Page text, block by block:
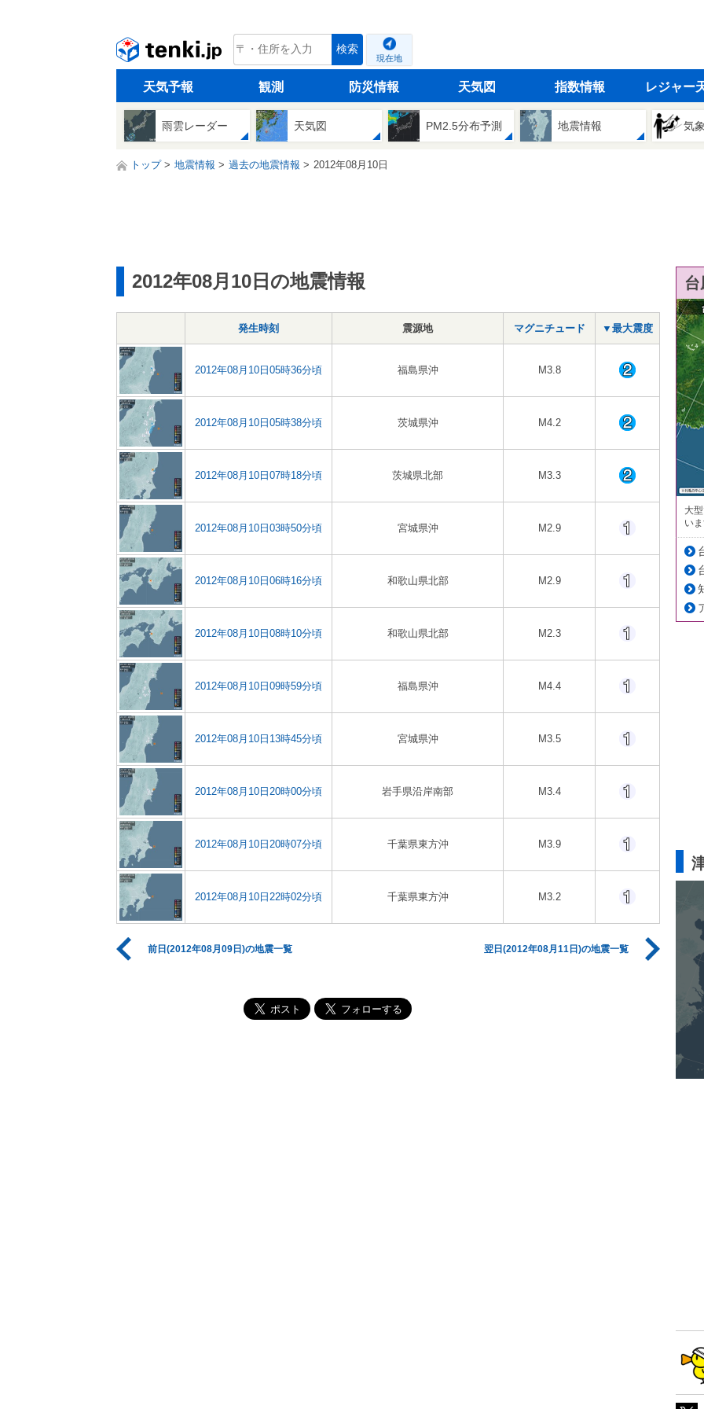
tenki.jp 検索
現在地
天気予報 観測 防災情報 天気図 指数情報 レジャー
雨雲レーダー 天気図 PM2.5分布予測 地震情報 気
トップ 地震情報 過去の地震情報 2012年08月10日
2012年08月10日の地震情報
発生時刻 震源地 マグニチュード ▼最大震度
2012年08月10日05時36分頃 福島県沖 M3.8
2012年08月10日05時38分頃 茨城県沖 M4.2
2012年08月10日07時18分頃 茨城県北部 M3.3
2012年08月10日03時50分頃 宮城県沖 M2.9
2012年08月10日06時16分頃 和歌山県北部 M2.9
2012年08月10日08時10分頃 和歌山県北部 M2.3
2012年08月10日09時59分頃 福島県沖 M4.4
2012年08月10日13時45分頃 宮城県沖 M3.5
2012年08月10日20時00分頃 岩手県沿岸南部 M3.4
2012年08月10日20時07分頃 千葉県東方沖 M3.9
2012年08月10日22時02分頃 千葉県東方沖 M3.2
前日(2012年08月09日)の地震一覧 翌日(2012年08月11日)の地震一覧
大
い